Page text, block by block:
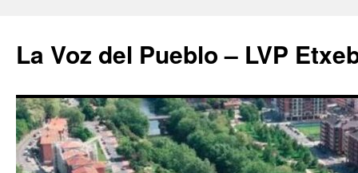
contenido
La Voz del Pueblo – LVP